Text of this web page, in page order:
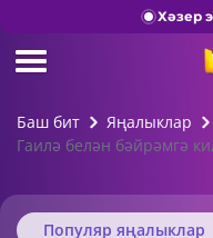
Хәзер
Баш бит
Яңалыклар
Гаилә белән бәйрәмгә
Популяр яңалыклар